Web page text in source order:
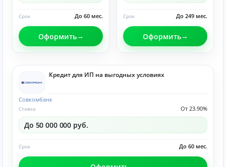
До 60 мес.
Срок
Оформить
До 249 мес.
Срок
Оформить
Кредит для ИП на выгодных условиях
Совкомбанк
От 23.90%
Ставка
До 50 000 000 руб.
До 60 мес.
Срок